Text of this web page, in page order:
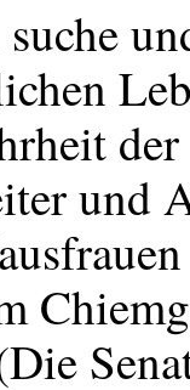
und